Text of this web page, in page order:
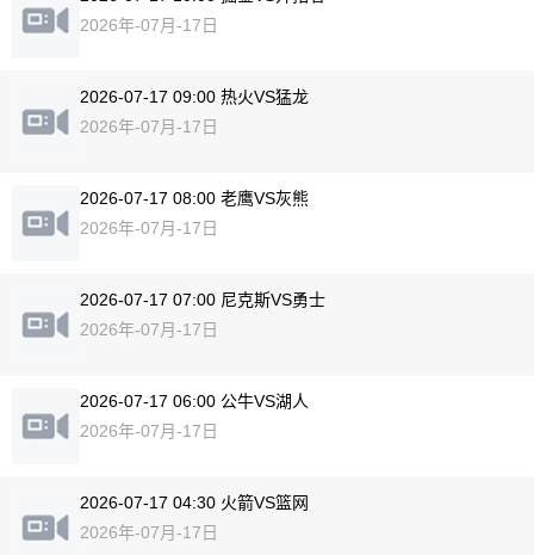
2026年-07月-17日
2026-07-17 09:00 热火VS猛龙
2026年-07月-17日
2026-07-17 08:00 老鹰VS灰熊
2026年-07月-17日
2026-07-17 07:00 尼克斯VS勇士
2026年-07月-17日
2026-07-17 06:00 公牛VS湖人
2026年-07月-17日
2026-07-17 04:30 火箭VS篮网
2026年-07月-17日